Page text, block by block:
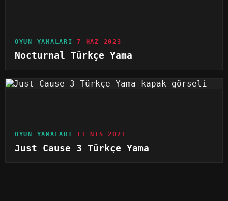
OYUN YAMALARI 7 HAZ 2023
Nocturnal Türkçe Yama
OYUN YAMALARI 11 NIS 2021
Just Cause 3 Türkçe Yama